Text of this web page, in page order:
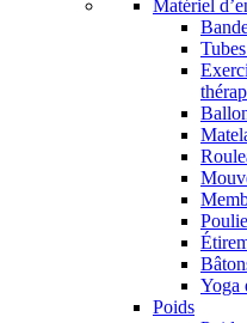
Matériel
Yoga
Poids